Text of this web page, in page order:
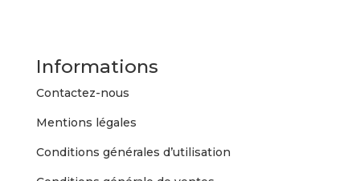
Informations
Contactez-nous
Mentions légales
Conditions générales d’utilisation